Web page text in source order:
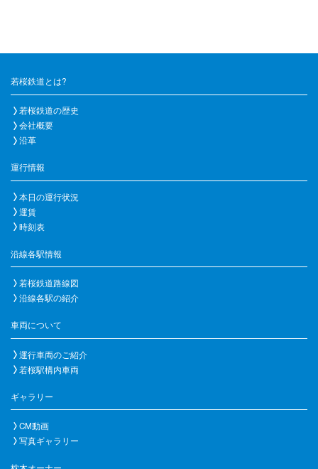
若桜鉄道とは?
若桜鉄道の歴史
会社概要
沿革
運行情報
本日の運行状況
運賃
時刻表
沿線各駅情報
若桜鉄道路線図
沿線各駅の紹介
車両について
運行車両のご紹介
若桜駅構内車両
ギャラリー
CM動画
写真ギャラリー